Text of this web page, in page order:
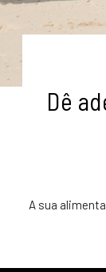
Dê
A sua